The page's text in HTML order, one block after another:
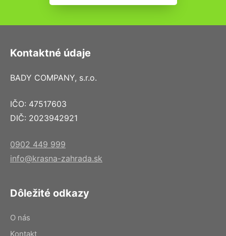
Kontaktné údaje
BADY COMPANY, s.r.o.
IČO: 47517603
DIČ: 2023942921
0902 449 999
info@krasna-zahrada.sk
Dôležité odkazy
O nás
Kontakt